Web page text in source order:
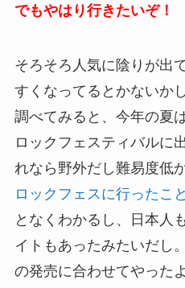
でもやはり行きたいぞ！
そろそろ人気に陰りが出
すくなってるとかないか
調べてみると、今年の夏
ロックフェスティバルに
れなら野外だし難易度低
ロックフェスに行ったこ
となくわかるし、日本人
イトもあったみたいだし
の発売に合わせてやった